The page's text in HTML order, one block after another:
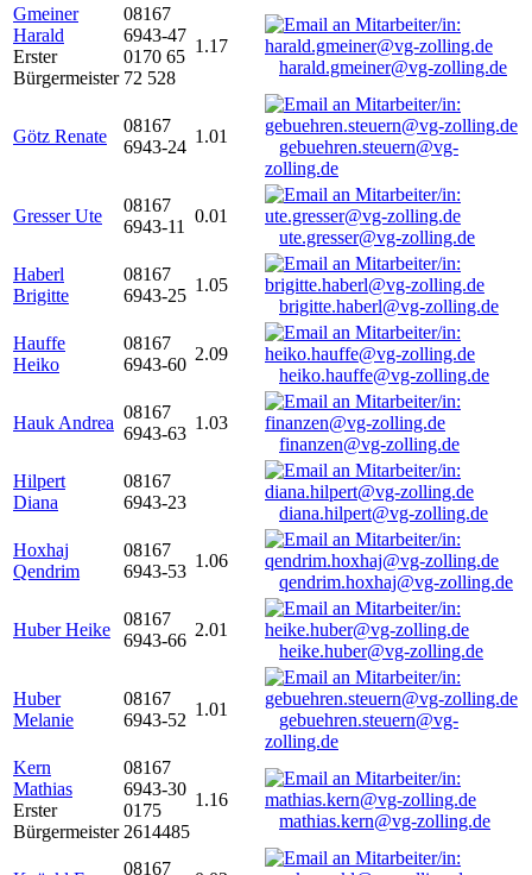
Gmeiner
Harald
Erster
Bürgermeister
08167
6943-47
0170 65
72 528
1.17
harald.gmeiner@vg-zolling.de
Götz Renate
08167
6943-24
1.01
gebuehren.steuern@vg-
zolling.de
Gresser Ute
08167
6943-11
0.01
ute.gresser@vg-zolling.de
Haberl
Brigitte
08167
6943-25
1.05
brigitte.haberl@vg-zolling.de
Hauffe
Heiko
08167
6943-60
2.09
heiko.hauffe@vg-zolling.de
Hauk Andrea
08167
6943-63
1.03
finanzen@vg-zolling.de
Hilpert
Diana
08167
6943-23
diana.hilpert@vg-zolling.de
Hoxhaj
Qendrim
08167
6943-53
1.06
qendrim.hoxhaj@vg-zolling.de
Huber Heike
08167
6943-66
2.01
heike.huber@vg-zolling.de
Huber
Melanie
08167
6943-52
1.01
gebuehren.steuern@vg-
zolling.de
Kern
Mathias
Erster
Bürgermeister
08167
6943-30
0175
2614485
1.16
mathias.kern@vg-zolling.de
08167